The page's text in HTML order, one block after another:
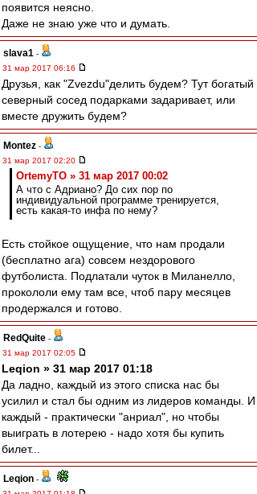
появится неясно.
Даже не знаю уже что и думать.
slava1 -
31 мар 2017 06:16
Друзья, как "Zvezdu"делить будем? Тут богатый
северный сосед подарками задаривает, или
вместе дружить будем?
Montez -
31 мар 2017 02:20
OrtemyTO » 31 мар 2017 00:02
А что с Адриано? До сих пор по
индивидуальной программе тренируется,
есть какая-то инфа по нему?
Есть стойкое ощущение, что нам продали
(бесплатно ага) совсем нездорового
футболиста. Подлатали чуток в Миланелло,
прокололи ему там все, чтоб пару месяцев
продержался и готово.
RedQuite -
31 мар 2017 02:05
Leqion » 31 мар 2017 01:18
Да ладно, каждый из этого списка нас бы
усилил и стал бы одним из лидеров команды. И
каждый - практически "анриал", но чтобы
выиграть в лотерею - надо хотя бы купить
билет...
Leqion -